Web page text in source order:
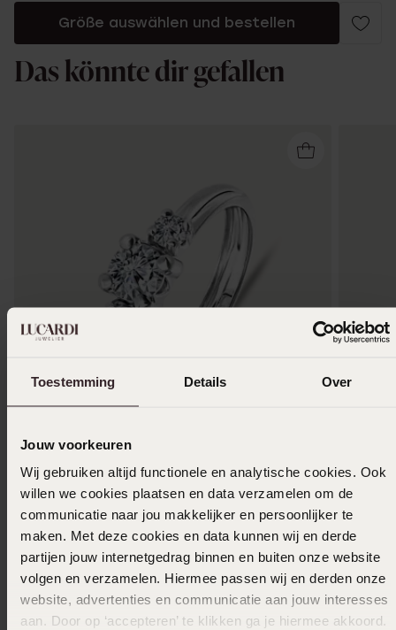
Toestemming Details Over
Jouw voorkeuren
Wij gebruiken altijd functionele en analytische cookies. Ook
willen we cookies plaatsen en data verzamelen om de
communicatie naar jou makkelijker en persoonlijker te
maken. Met deze cookies en data kunnen wij en derde
partijen jouw internetgedrag binnen en buiten onze website
volgen en verzamelen. Hiermee passen wij en derden onze
website, advertenties en communicatie aan jouw interesses
aan. Door op ‘accepteren’ te klikken ga je hiermee akkoord.
Größe auswählen und bestellen
Das könnte dir gefallen
Ring, 585 Weißgold, mit 3 Zirkoniasteinen
299.99 179 99 199
Andere kauften auch